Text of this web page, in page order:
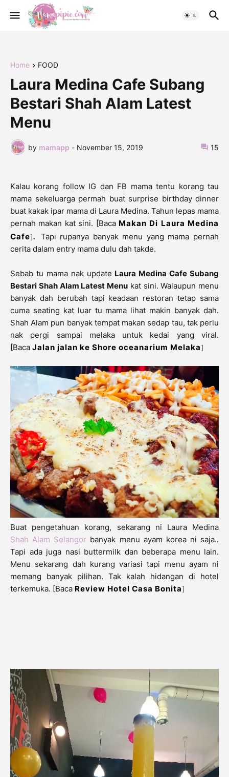
Home FOOD
Laura Medina Cafe Subang
Bestari Shah Alam Latest
Menu
by mamapp - November 15, 2019 15
Kalau korang follow IG dan FB mama tentu korang tau
mama sekeluarga permah buat surprise birthday dinner
buat kakak ipar mama di Laura Medina. Tahun lepas mama
pernah makan kat sini. [Baca Makan Di Laura Medina
Cafe].
Tapi rupanya banyak menu yang mama pernah
cerita dalam entry mama dulu dah takde.
Sebab tu mama nak update Laura Medina Cafe Subang
Bestari Shah Alam Latest Menu kat sini. Walaupun menu
banyak dah berubah tapi keadaan restoran tetap sama
cuma seating kat luar tu mama lihat makin banyak dah.
Shah Alam pun banyak tempat makan sedap tau, tak perlu
nak pergi sampai melaka untuk kedai yang viral.
[Baca Jalan jalan ke Shore oceanarium Melaka]
Buat pengetahuan korang, sekarang ni Laura Medina
Shah Alam Selangor banyak menu ayam korea ni saja..
Tapi ada juga nasi buttermilk dan beberapa menu lain.
Menu sekarang dah kurang variasi tapi menu ayam ni
memang banyak pilihan. Tak kalah hidangan di hotel
terkemuka. [Baca Review Hotel Casa Bonita]